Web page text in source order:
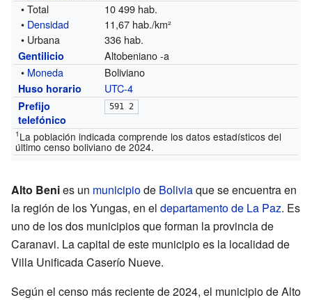
• Total
10 499 hab.
• Densidad
11,67 hab./km²
• Urbana
336 hab.
Gentilicio
Altobeniano -a
• Moneda Boliviano
Huso horario UTC-4
Prefijo
telefónico
591 2
1 La población indicada comprende los datos estadísticos del
último censo boliviano de 2024.
Alto Benies un municipiode Boliviaque se encuentra en
la región de los Yungas, en el departamento de La Paz. Es
uno de los dos municipios que forman la provincia de
Caranavi. La capital de este municipio es la localidad de
Villa Unificada Caserío Nueve.
Según el censo más reciente de 2024, el municipio de Alto